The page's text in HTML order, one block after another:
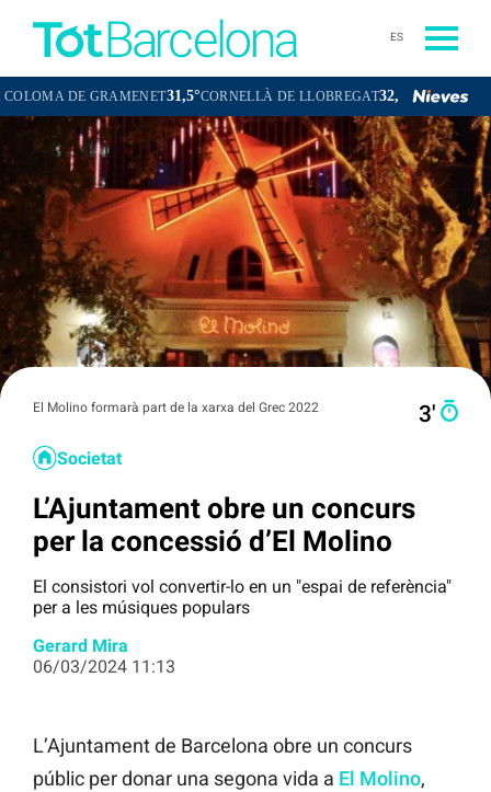
ES
DE GRAMENET31,5°CORNELLÀ DE LLOBREGAT32,7°SANT BOI DE
El Molino formarà part de la xarxa del Grec 2022 3′
Societat
L’Ajuntament obre un concurs
per la concessió d’El Molino
El consistori vol convertir-lo en un "espai de referència"
per a les músiques populars
Gerard Mira
06/03/2024 11:13
L’Ajuntament de Barcelona obre un concurs
públic per donar una segona vida a El Molino,